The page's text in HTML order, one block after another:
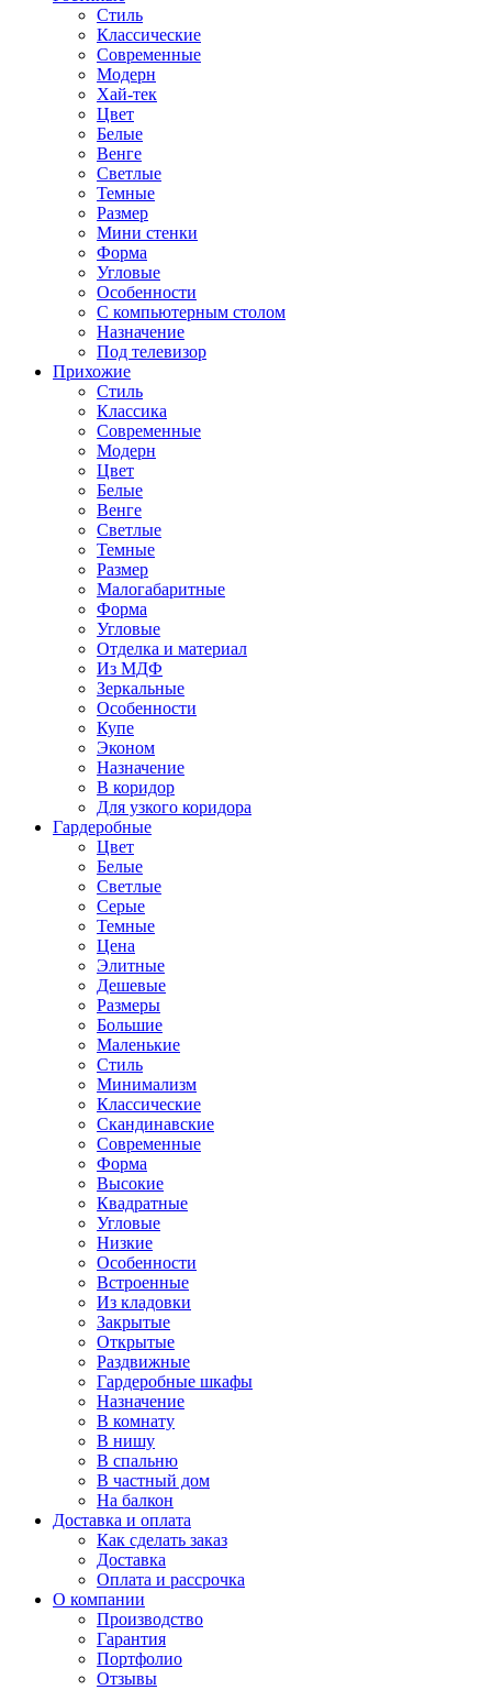
Стиль
Классические
Современные
Модерн
Хай-тек
Цвет
Белые
Венге
Светлые
Темные
Размер
Мини стенки
Форма
Угловые
Особенности
С компьютерным столом
Назначение
Под телевизор
Прихожие
Стиль
Классика
Современные
Модерн
Цвет
Белые
Венге
Светлые
Темные
Размер
Малогабаритные
Форма
Угловые
Отделка и материал
Из МДФ
Зеркальные
Особенности
Купе
Эконом
Назначение
В коридор
Для узкого коридора
Гардеробные
Цвет
Белые
Светлые
Серые
Темные
Цена
Элитные
Дешевые
Размеры
Большие
Маленькие
Стиль
Минимализм
Классические
Скандинавские
Современные
Форма
Высокие
Квадратные
Угловые
Низкие
Особенности
Встроенные
Из кладовки
Закрытые
Открытые
Раздвижные
Гардеробные шкафы
Назначение
В комнату
В нишу
В спальню
В частный дом
На балкон
Доставка и оплата
Как сделать заказ
Доставка
Оплата и рассрочка
О компании
Производство
Гарантия
Портфолио
Отзывы